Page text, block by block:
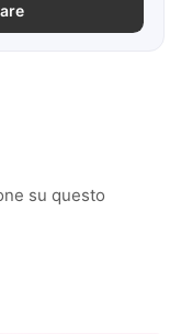
su questo